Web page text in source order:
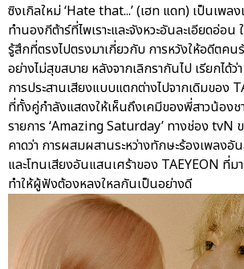
ซิงเกิลใหม่ ‘Hate that...’ (เฮท แดท) เป็นเพ
ทำนองกีต้าร์ที่ไพเราะและจังหวะอันละเอียดอ่อน
รู้สึกที่ตรงไปตรงมาเกี่ยวกับ การหวังให้อดีตคน
อย่างไม่สุขสบาย หลังจากเลิกรากันไป เรียกได้
การประสานเสียงแบบแตกต่างไปจากเดิมของ
ที่ทั้งคู่กำลังแสดงให้เห็นถึงเคมีของพี่สาวน้องช
รายการ ‘Amazing Saturday’ ทางช่อง tvN
คาดว่า การผสมผสานระหว่างทักษะร้องเพลงอั
และโทนเสียงอันแสนเศร้าของ TAEYEON ที่ม
ทำให้ผู้ฟังต้องหลงใหลกันเป็นอย่างดี